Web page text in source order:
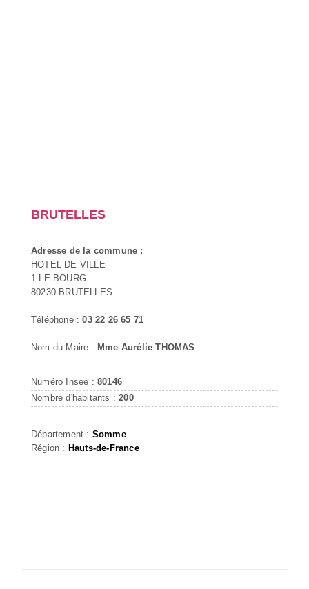
BRUTELLES
Adresse de la commune :
HOTEL DE VILLE
1 LE BOURG
80230 BRUTELLES
Téléphone :03 22 26 65 71
Nom du Maire : Mme Aurélie THOMAS
Numéro Insee : 80146
Nombre d'habitants :200
Département : Somme
Région : Hauts-de-France